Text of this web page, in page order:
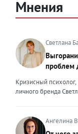
Мнения
Светлана
проблем
Кризисный психолог,
личного бренда
проблемой, однако
отличается от
Ангелина